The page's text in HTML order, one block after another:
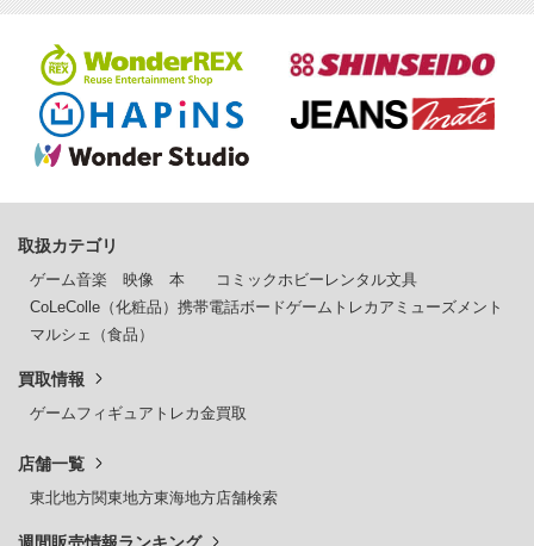
取扱カテゴリ
ゲーム音楽 映像 本 コミック ホビー レンタル文具
CoLeColle（化粧品） 携帯電話ボードゲーム トレカ アミューズメント
マルシェ（食品）
買取情報
ゲームフィギュア トレカ金買取
店舗一覧
東北地方関東地方東海地方店舗検索
週間販売情報ランキング